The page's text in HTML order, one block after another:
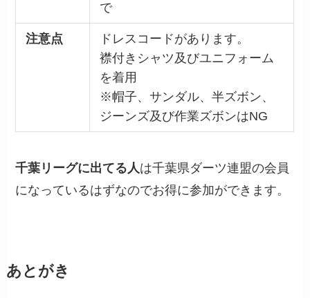
で
注意点
ドレスコードがあります。
襟付きシャツ及びユニフォーム
を着用
※帽子、サンダル、半ズボン、
ジーンズ及び作業ズボンはNG
千葉リーグに出てる人は千葉県ダーツ連盟の会員
になっているはずなのでお得に参加ができます。
あとがき